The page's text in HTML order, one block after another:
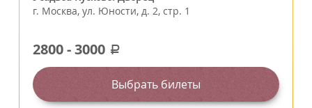
г. Москва, ул. Юности, д. 2, стр. 1
2800-3000 a
Выбрать билеты